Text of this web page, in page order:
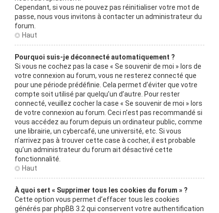
Cependant, si vous ne pouvez pas réinitialiser votre mot de
passe, nous vous invitons à contacter un administrateur du
forum.
Haut
Pourquoi suis-je déconnecté automatiquement ?
Si vous ne cochez pas la case « Se souvenir de moi » lors de
votre connexion au forum, vous ne resterez connecté que
pour une période prédéfinie. Cela permet d’éviter que votre
compte soit utilisé par quelqu’un d’autre. Pour rester
connecté, veuillez cocher la case « Se souvenir de moi » lors
de votre connexion au forum. Ceci n’est pas recommandé si
vous accédez au forum depuis un ordinateur public, comme
une librairie, un cybercafé, une université, etc. Si vous
n’arrivez pas à trouver cette case à cocher, il est probable
qu’un administrateur du forum ait désactivé cette
fonctionnalité.
Haut
À quoi sert « Supprimer tous les cookies du forum » ?
Cette option vous permet d’effacer tous les cookies
générés par phpBB 3.2 qui conservent votre authentification